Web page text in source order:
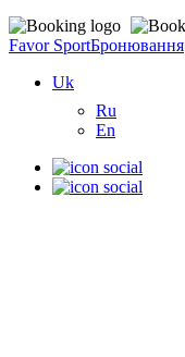
Favor SportБронювання
Uk
Ru
En